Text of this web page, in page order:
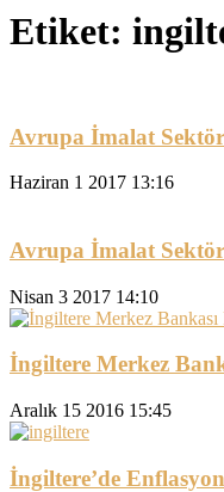
Etiket:
Avrupa İmalat
Haziran 1 2017 13:16
Avrupa İmalat
Nisan 3 2017 14:10
İngiltere Merkez
Aralık 15 2016 15:45
İngiltere’de